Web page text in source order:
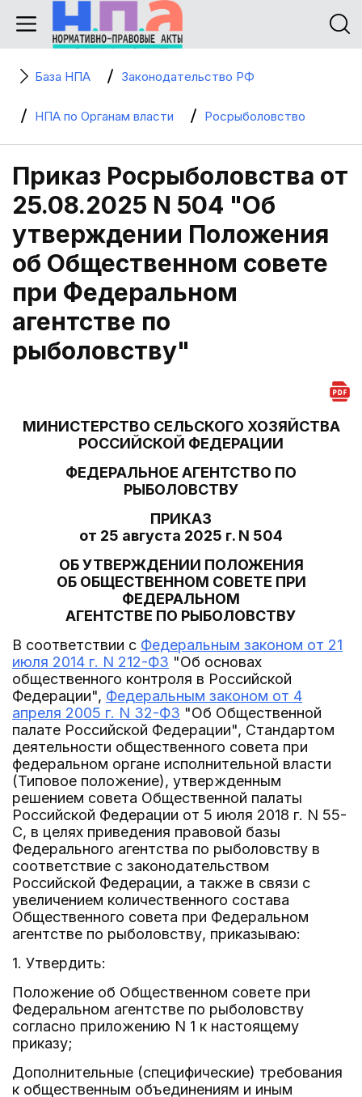
База НПА Законодательство РФ
НПА по Органам власти Росрыболовство
Приказ Росрыболовства от
25.08.2025 N 504 "Об
утверждении Положения
об Общественном совете
при Федеральном
агентстве по
рыболовству"
МИНИСТЕРСТВО СЕЛЬСКОГО ХОЗЯЙСТВА
РОССИЙСКОЙ ФЕДЕРАЦИИ
ФЕДЕРАЛЬНОЕ АГЕНТСТВО ПО
РЫБОЛОВСТВУ
ПРИКАЗ
от 25 августа 2025 г. N 504
ОБ УТВЕРЖДЕНИИ ПОЛОЖЕНИЯ
ОБ ОБЩЕСТВЕННОМ СОВЕТЕ ПРИ
ФЕДЕРАЛЬНОМ
АГЕНТСТВЕ ПО РЫБОЛОВСТВУ
В соответствии с Федеральным законом от 21
июля 2014 г. N 212-ФЗ "Об основах
общественного контроля в Российской
Федерации", Федеральным законом от 4
апреля 2005 г. N 32-ФЗ "Об Общественной
палате Российской Федерации", Стандартом
деятельности общественного совета при
федеральном органе исполнительной власти
(Типовое положение), утвержденным
решением совета Общественной палаты
Российской Федерации от 5 июля 2018 г. N 55-
С, в целях приведения правовой базы
Федерального агентства по рыболовству в
соответствие с законодательством
Российской Федерации, а также в связи с
увеличением количественного состава
Общественного совета при Федеральном
агентстве по рыболовству, приказываю:
1. Утвердить:
Положение об Общественном совете при
Федеральном агентстве по рыболовству
согласно приложению N 1 к настоящему
приказу;
Дополнительные (специфические) требования
к общественным объединениям и иным